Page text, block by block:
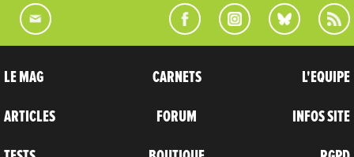
LE MAG
ARTICLES
CARNETS
FORUM
L'EQUIPE
INFOS SITE